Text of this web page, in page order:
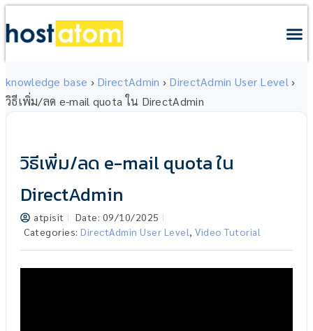
knowledge base › DirectAdmin › DirectAdmin User Level ›
วิธีเพิ่ม/ลด e-mail quota ใน DirectAdmin
วิธีเพิ่ม/ลด e-mail quota ใน
DirectAdmin
atpisit Date: 09/10/2025
Categories: DirectAdmin User Level, Video Tutorial